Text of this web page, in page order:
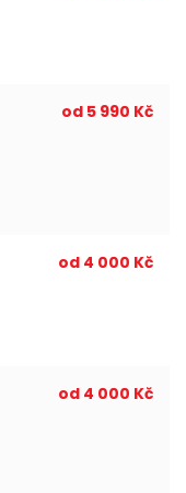
od 5 990 Kč
od 4 000 Kč
od 4 000 Kč